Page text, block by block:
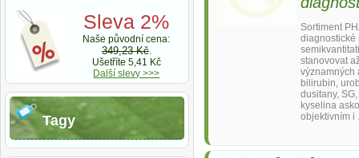
Sortiment
diagnostické
stanovovat
významných
bilirubin,
dusitany,
kyselina
objektivním i
Sleva 2%
Naše původní cena:
349,23 Kč.
Ušetříte 5,41 Kč
Další slevy >>>
Tagy